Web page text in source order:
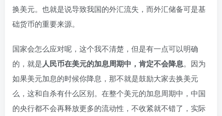
换美元。也就是说导致我国的外汇流失，而外汇储备可是基
础货币的重要来源。
国家会怎么应对呢，这个我不清楚，但是有一点可以明确
的，就是人民币在美元的加息周期中，肯定不会降息。因为
如果美元加息的时候你降息，那不就是鼓励大家去换美元
么，这和自杀有什么区别。在整个美元的加息周期中，中国
的央行都不会再释放更多的流动性，不收紧就不错了，实际